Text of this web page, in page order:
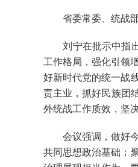
省委常委、统战部
刘宁在批示中指出
工作格局，强化引领
好新时代党的统一战
责主业，抓好民族团
外统战工作质效，坚
会议强调，做好今
共同思想政治基础；